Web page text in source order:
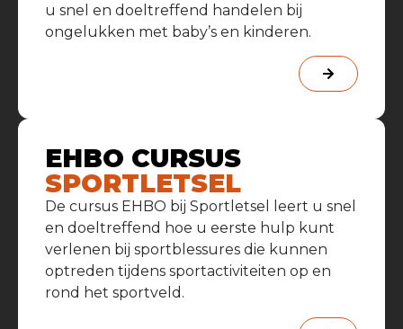
u snel en doeltreffend handelen bij
ongelukken met baby’s en kinderen.
EHBO CURSUS
SPORTLETSEL
De cursus EHBO bij Sportletsel leert u snel
en doeltreffend hoe u eerste hulp kunt
verlenen bij sportblessures die kunnen
optreden tijdens sportactiviteiten op en
rond het sportveld.